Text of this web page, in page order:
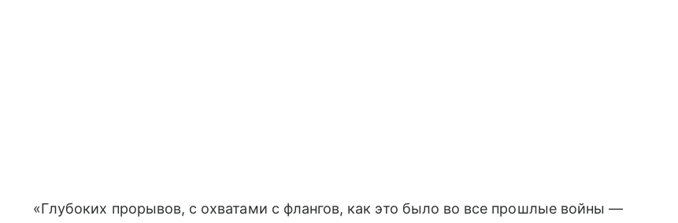
«Глубоких прорывов, с охватами с флангов, как это было во все прошлые войны —